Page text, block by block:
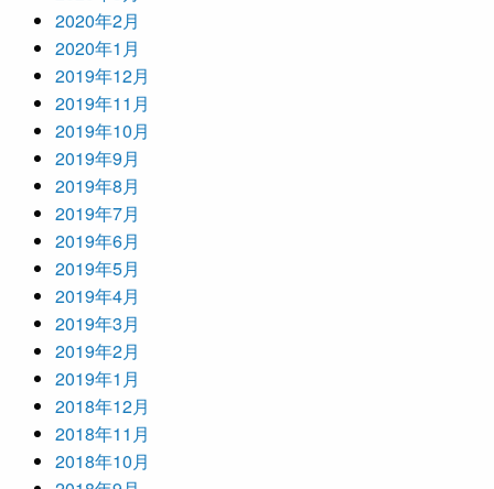
2020年2月
2020年1月
2019年12月
2019年11月
2019年10月
2019年9月
2019年8月
2019年7月
2019年6月
2019年5月
2019年4月
2019年3月
2019年2月
2019年1月
2018年12月
2018年11月
2018年10月